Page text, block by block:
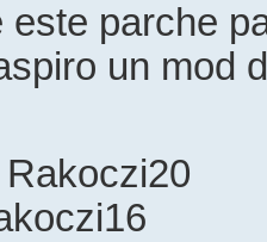
este parche
un mod